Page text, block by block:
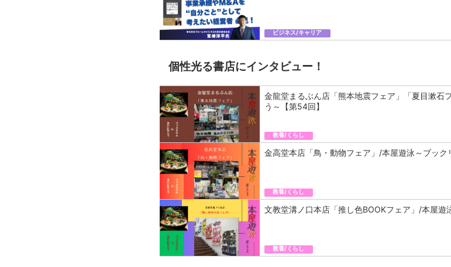
ビジネス/キャリア
個性光る書店にインタビュー！
金龍堂まるぶん店「熊本地震フェア」「夏目漱石
う～【第54回】
教養/くらし
金高堂本店「鳥・動物フェア」/本屋遊泳～ブック
教養/くらし
文教堂溝ノ口本店「推し色BOOKフェア」/本屋遊
教養/くらし